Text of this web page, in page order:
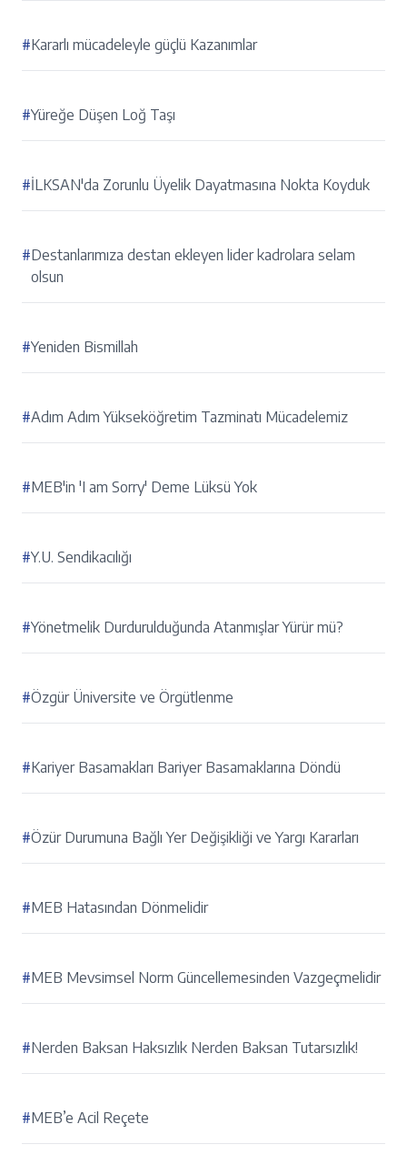
#Kararlı mücadeleyle güçlü Kazanımlar
#Yüreğe Düşen Loğ Taşı
#İLKSAN'da Zorunlu Üyelik Dayatmasına Nokta Koyduk
#Destanlarımıza destan ekleyen lider kadrolara selam
olsun
#Yeniden Bismillah
#Adım Adım Yükseköğretim Tazminatı Mücadelemiz
#MEB'in 'I am Sorry' Deme Lüksü Yok
#Y.U. Sendikacılığı
#Yönetmelik Durdurulduğunda Atanmışlar Yürür mü?
#Özgür Üniversite ve Örgütlenme
#Kariyer Basamakları Bariyer Basamaklarına Döndü
#Özür Durumuna Bağlı Yer Değişikliği ve Yargı Kararları
#MEB Hatasından Dönmelidir
#MEB Mevsimsel Norm Güncellemesinden Vazgeçmelidir
#Nerden Baksan Haksızlık Nerden Baksan Tutarsızlık!
#MEB’e Acil Reçete